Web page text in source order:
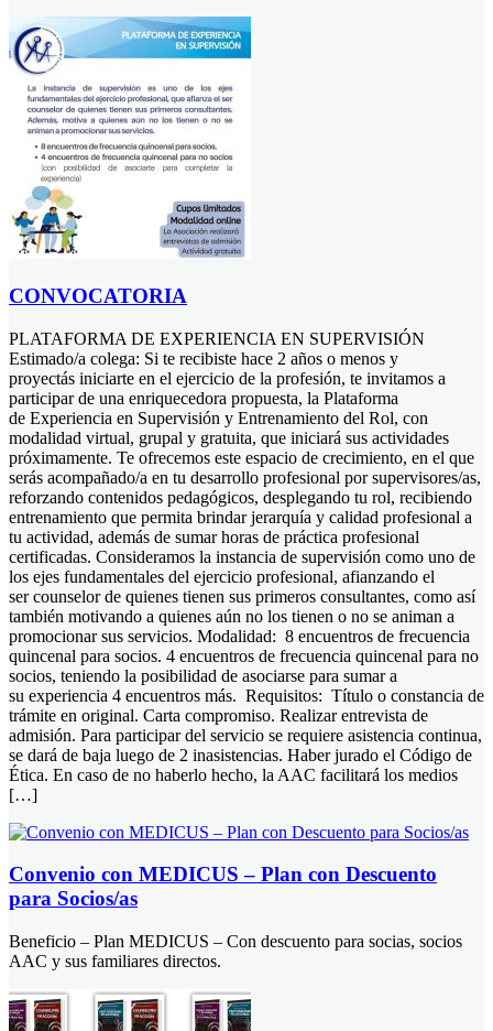
CONVOCATORIA
PLATAFORMA DE EXPERIENCIA EN SUPERVISIÓN
Estimado/a colega: Si te recibiste hace 2 años o menos y
proyectás iniciarte en el ejercicio de la profesión, te invitamos a
participar de una enriquecedora propuesta, la Plataforma
de Experiencia en Supervisión y Entrenamiento del Rol, con
modalidad virtual, grupal y gratuita, que iniciará sus actividades
próximamente. Te ofrecemos este espacio de crecimiento, en el que
serás acompañado/a en tu desarrollo profesional por supervisores/as,
reforzando contenidos pedagógicos, desplegando tu rol, recibiendo
entrenamiento que permita brindar jerarquía y calidad profesional a
tu actividad, además de sumar horas de práctica profesional
certificadas. Consideramos la instancia de supervisión como uno de
los ejes fundamentales del ejercicio profesional, afianzando el
ser counselor de quienes tienen sus primeros consultantes, como así
también motivando a quienes aún no los tienen o no se animan a
promocionar sus servicios. Modalidad: 8 encuentros de frecuencia
quincenal para socios. 4 encuentros de frecuencia quincenal para no
socios, teniendo la posibilidad de asociarse para sumar a
su experiencia 4 encuentros más. Requisitos: Título o constancia de
trámite en original. Carta compromiso. Realizar entrevista de
admisión. Para participar del servicio se requiere asistencia continua,
se dará de baja luego de 2 inasistencias. Haber jurado el Código de
Ética. En caso de no haberlo hecho, la AAC facilitará los medios
[…]
Convenio con MEDICUS – Plan con Descuento
para Socios/as
Beneficio – Plan MEDICUS – Con descuento para socias, socios
AAC y sus familiares directos.